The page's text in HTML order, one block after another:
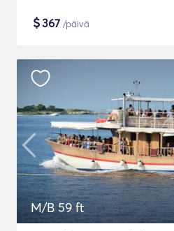
$367 /päivä
M/B 59 ft